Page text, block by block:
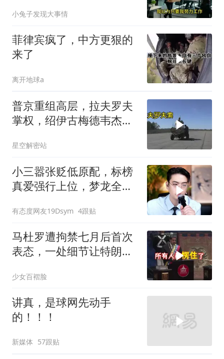
职
小兔子发现大事情
菲律宾疯了，中方更狠的
来了
离开地球a
普京重组高层，拉夫罗夫
掌权，绍伊古梅德韦杰夫
星空解密站
小三嚣张贬低原配，标榜
真爱强行上位，梦龙全程
有态度网友19Dsym 4跟贴
马杜罗遭拘禁七月后首次
表态，一处细节让特朗普
少女百褶脸
讲真，是球网先动手
的！！！
新媒体 57跟贴